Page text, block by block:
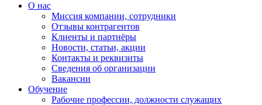
О нас
Миссия компании, сотрудники
Отзывы контрагентов
Клиенты и партнёры
Новости, статьи, акции
Контакты и реквизиты
Сведения об организации
Вакансии
Обучение
Рабочие профессии, должности служащих